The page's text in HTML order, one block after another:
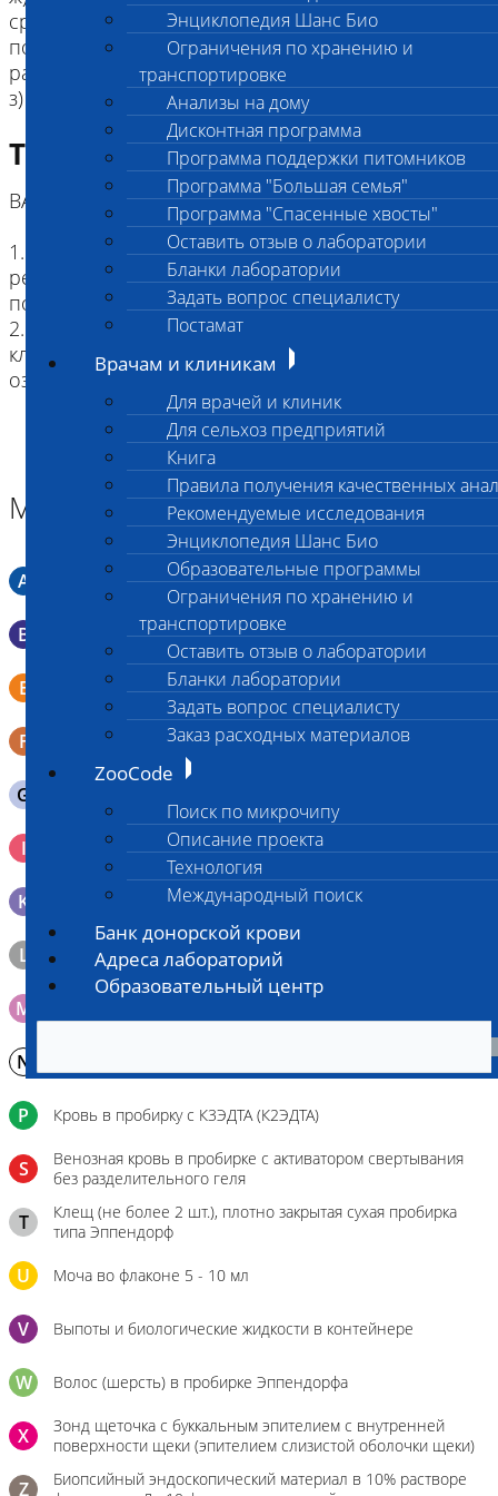
Энциклопедия Шанс Био
Ограничения по хранению и
транспортировке
Анализы на дому
Дисконтная программа
Программа поддержки питомников
Программа "Большая семья"
Программа "Спасенные хвосты"
Оставить отзыв о лаборатории
Бланки лаборатории
Задать вопрос специалисту
Постамат
Врачам и клиникам
Для врачей и клиник
Для сельхоз предприятий
Книга
Правила получения качественных
Рекомендуемые исследования
Энциклопедия Шанс Био
Образовательные программы
Ограничения по хранению и
транспортировке
Оставить отзыв о лаборатории
Бланки лаборатории
Задать вопрос специалисту
Заказ расходных материалов
ZooCode
Поиск по микрочипу
Описание проекта
Технология
Международный поиск
Банк донорской крови
Адреса лабораторий
Образовательный центр
средой, плотно закрыть крышку пробирки, зонд
поместить в контейнер с дезинфицирующим
раствором.
з) Пробирку промаркировать.
Требование к биоматериалу
ВАЖНО!
1. Чтобы избежать ложноположительных
результатов необходимо выдержать 2-3 недели
после лечения перед сдачей анализа.
2. Положительный результат при отсутствии
клинической картины заболевания может
означать бактерио-/вирусоносительство.
Материал
A Мазок в пробирку со средой Кери-Блера
B Мазок в пробирку со средой Эймса (Стюарта)
E
Смывы со слизистых в пробирку Эппендорфа (с
физраствором 0.5 мл)
F Кал в контейнере с ложечкой
G
I
Кровь 2-3 мл. на фильтр-бумаге, высушенная для
генетических исследований
K Образец тканей в контейнере с 10% раствором формалина
L Материал берется только в лаборатории!
M
N
P Кровь в пробирку с К3ЭДТА (К2ЭДТА)
S
Венозная кровь в пробирке с активатором свертывания
без разделительного геля
T
Клещ (не более 2 шт.), плотно закрытая сухая пробирка
типа Эппендорф
U Моча во флаконе 5 - 10 мл
V Выпоты и биологические жидкости в контейнере
W Волос (шерсть) в пробирке Эппендорфа
X
Зонд щеточка с буккальным эпителием с внутренней
поверхности щеки (эпителием слизистой оболочки щеки)
Z
Биопсийный эндоскопический материал в 10% растворе